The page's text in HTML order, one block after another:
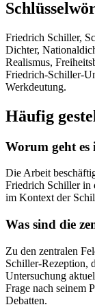
Friedrich Schiller,
Dichter,
Realismus,
Friedrich-Schiller-
Werkdeutung.
Häufig
Worum geht
Die Arbeit
Friedrich Schiller in
im Kontext der
Was sind die
Zu den zentralen
Schiller-Rezeption,
Untersuchung
Frage nach seinem
Debatten.